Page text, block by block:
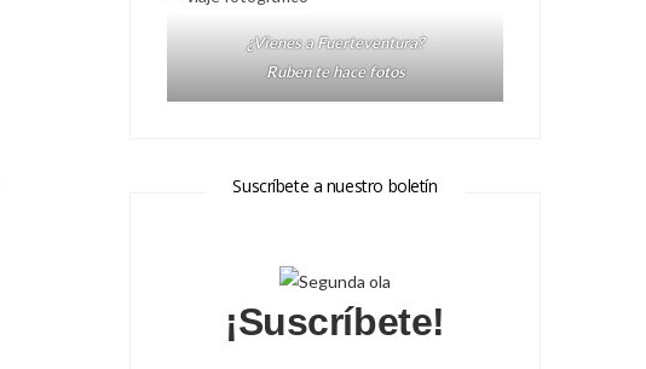
¿Vienes a Fuerteventura?
Ruben te hace fotos
Suscríbete a nuestro boletín
¡Suscríbete!